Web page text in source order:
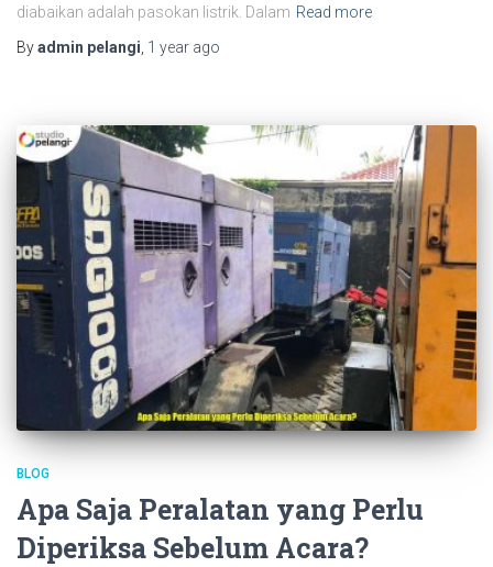
diabaikan adalah pasokan listrik. Dalam Read more
Byadmin pelangi 1 year ago
BLOG
Apa Saja Peralatan yang Perlu
Diperiksa Sebelum Acara?